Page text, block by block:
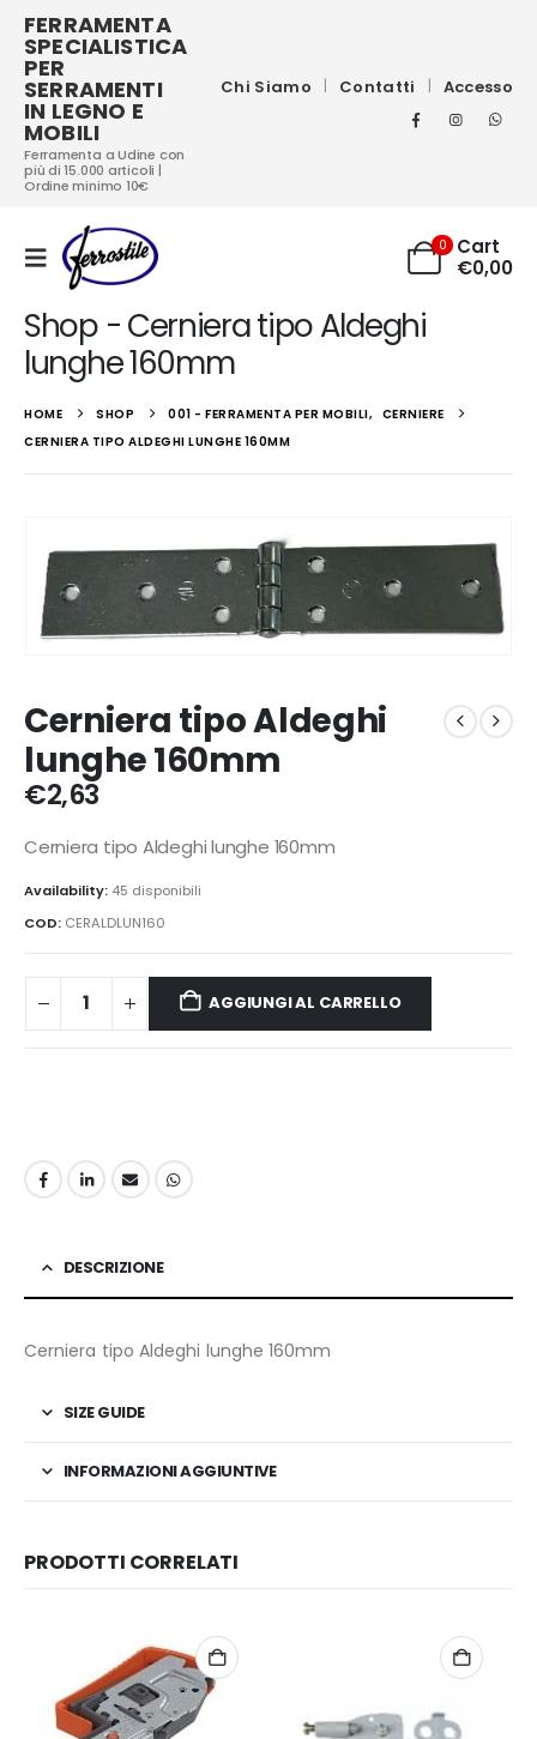
FERRAMENTA
SPECIALISTICA
PER
SERRAMENTI
IN LEGNO E
MOBILI
Ferramenta a Udine con
più di 15.000 articoli |
Ordine minimo 10€
Chi Siamo Contatti Accesso
0
Cart
€0,00
Shop - Cerniera tipo Aldeghi
lunghe 160mm
HOME SHOP 001 - FERRAMENTA PER MOBILI, CERNIERE
CERNIERA TIPO ALDEGHI LUNGHE 160MM
Cerniera tipo Aldeghi
lunghe 160mm
€2,63
Cerniera tipo Aldeghi lunghe 160mm
Availability: 45 disponibili
COD: CERALDLUN160
AGGIUNGI AL CARRELLO
DESCRIZIONE
Cerniera tipo Aldeghi lunghe 160mm
SIZE GUIDE
INFORMAZIONI AGGIUNTIVE
PRODOTTI CORRELATI